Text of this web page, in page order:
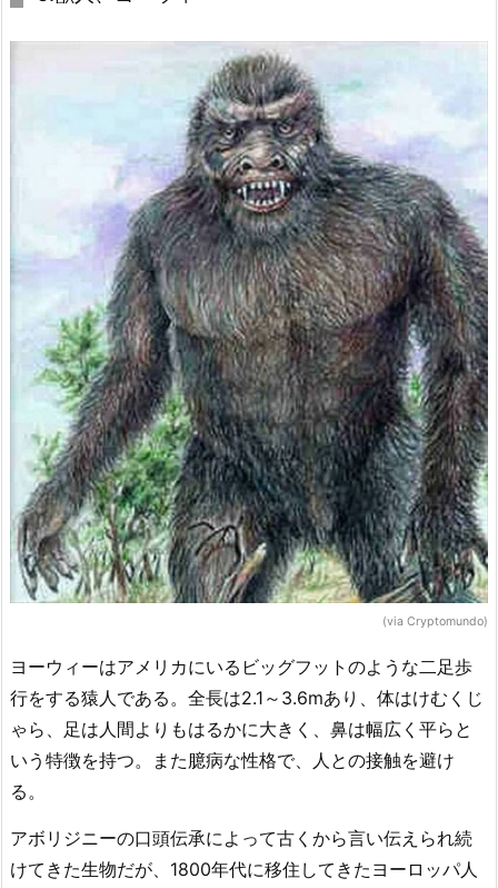
(via Cryptomundo)
ヨーウィーはアメリカにいるビッグフットのような二足歩
行をする猿人である。全長は2.1～3.6mあり、体はけむくじ
ゃら、足は人間よりもはるかに大きく、鼻は幅広く平らと
いう特徴を持つ。また臆病な性格で、人との接触を避け
る。
アボリジニーの口頭伝承によって古くから言い伝えられ続
けてきた生物だが、1800年代に移住してきたヨーロッパ人